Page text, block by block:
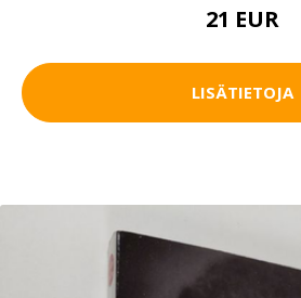
21 EUR
LISÄTIETOJA